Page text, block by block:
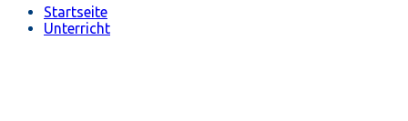
Startseite
Unterricht